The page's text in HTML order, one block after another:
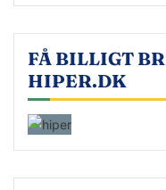
FÅ BILLIGT
HIPER.DK